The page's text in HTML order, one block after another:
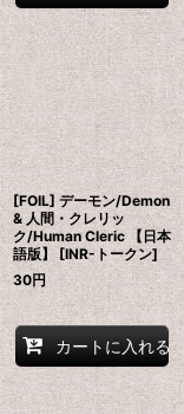
[FOIL] デーモン/Demon
& 人間・クレリッ
ク/Human Cleric 【日本
語版】 [INR-トークン]
30円
カートに入れる